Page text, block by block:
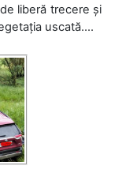
liberă trecere și
uscată....